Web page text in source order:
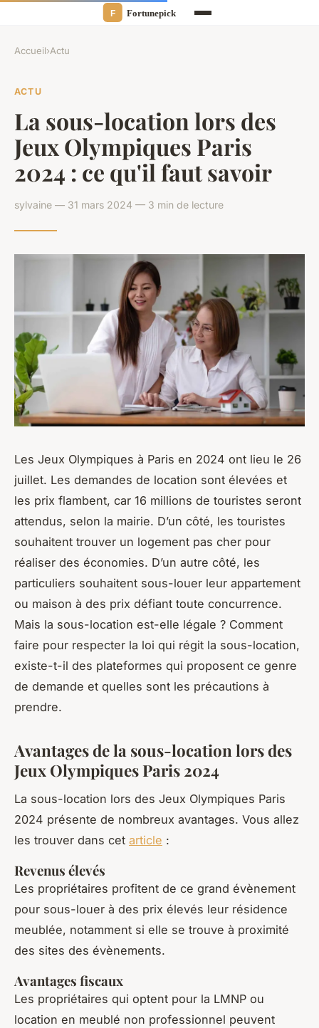
Accueil›Actu
ACTU
La sous-location lors des
Jeux Olympiques Paris
2024 : ce qu'il faut savoir
sylvaine — 31 mars 2024 — 3 min de lecture
Les Jeux Olympiques à Paris en 2024 ont lieu le 26
juillet. Les demandes de location sont élevées et
les prix flambent, car 16 millions de touristes seront
attendus, selon la mairie. D’un côté, les touristes
souhaitent trouver un logement pas cher pour
réaliser des économies. D’un autre côté, les
particuliers souhaitent sous-louer leur appartement
ou maison à des prix défiant toute concurrence.
Mais la sous-location est-elle légale ? Comment
faire pour respecter la loi qui régit la sous-location,
existe-t-il des plateformes qui proposent ce genre
de demande et quelles sont les précautions à
prendre.
Avantages de la sous-location lors des
Jeux Olympiques Paris 2024
La sous-location lors des Jeux Olympiques Paris
2024 présente de nombreux avantages. Vous allez
les trouver dans cet article :
Revenus élevés
Les propriétaires profitent de ce grand évènement
pour sous-louer à des prix élevés leur résidence
meublée, notamment si elle se trouve à proximité
des sites des évènements.
Avantages fiscaux
Les propriétaires qui optent pour la LMNP ou
location en meublé non professionnel peuvent